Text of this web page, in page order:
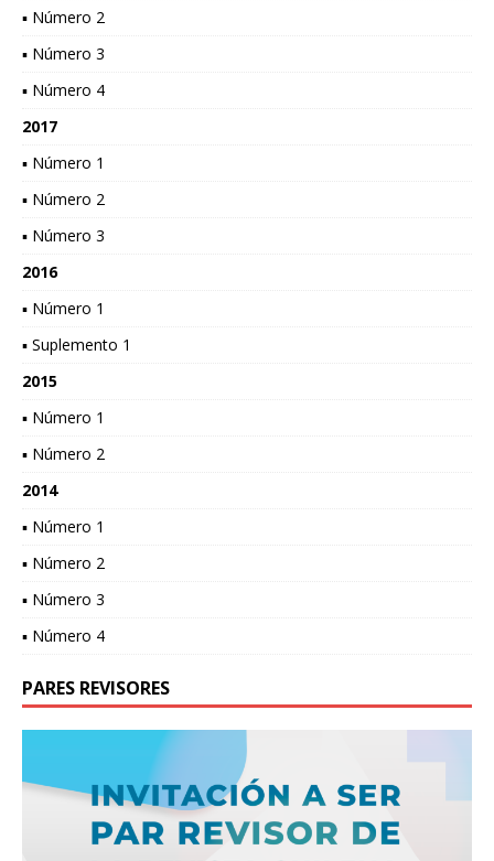
▪ Número 2
▪ Número 3
▪ Número 4
2017
▪ Número 1
▪ Número 2
▪ Número 3
2016
▪ Número 1
▪ Suplemento 1
2015
▪ Número 1
▪ Número 2
2014
▪ Número 1
▪ Número 2
▪ Número 3
▪ Número 4
PARES REVISORES